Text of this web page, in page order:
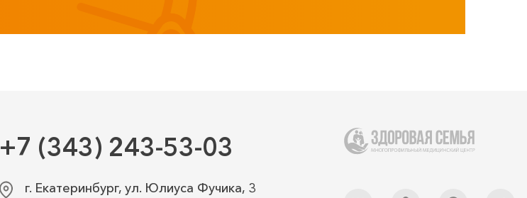
+7 (343) 243-53-03
г. Екатеринбург, ул. Юлиуса Фучика, 3